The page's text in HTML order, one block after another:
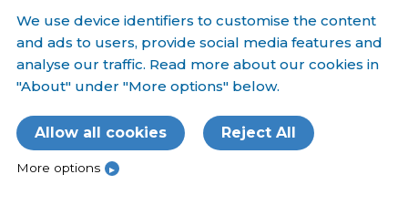
We use device identifiers to customise the content
and ads to users, provide social media features and
analyse our traffic. Read more about our cookies in
"About" under "More options" below.
Allow all cookies Reject All
More options